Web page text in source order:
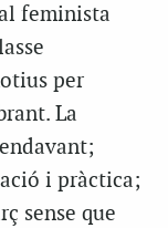
feminista
per
La
i pràctica;
sense que